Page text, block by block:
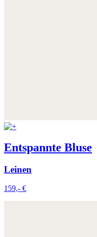
Entspannte Bluse
Leinen
159,- €